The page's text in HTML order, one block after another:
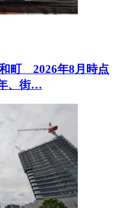
町 2026年8月時点
、街…